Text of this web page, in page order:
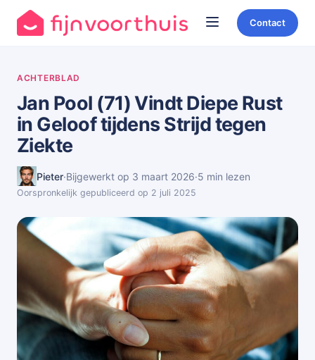
Contact
ACHTERBLAD
Jan Pool (71) Vindt Diepe Rust
in Geloof tijdens Strijd tegen
Ziekte
Pieter·Bijgewerkt op 3 maart 2026·5 min lezen
Oorspronkelijk gepubliceerd op 2 juli 2025